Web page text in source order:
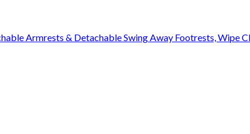
Armrests & Detachable Swing Away Footrests,